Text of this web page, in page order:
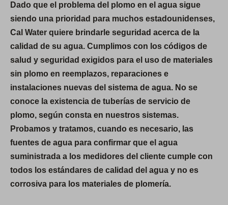
Dado que el problema del plomo en el agua sigue
siendo una prioridad para muchos estadounidenses,
Cal Water quiere brindarle seguridad acerca de la
calidad de su agua. Cumplimos con los códigos de
salud y seguridad exigidos para el uso de materiales
sin plomo en reemplazos, reparaciones e
instalaciones nuevas del sistema de agua. No se
conoce la existencia de tuberías de servicio de
plomo, según consta en nuestros sistemas.
Probamos y tratamos, cuando es necesario, las
fuentes de agua para confirmar que el agua
suministrada a los medidores del cliente cumple con
todos los estándares de calidad del agua y no es
corrosiva para los materiales de plomería.